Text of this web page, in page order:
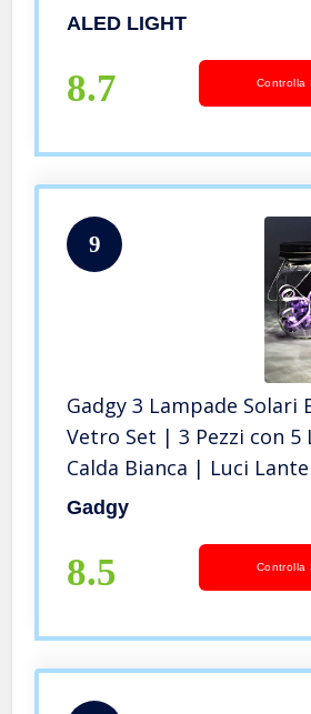
Decorativo LED Luce
Stanza Letto Mood Light
ALED LIGHT
8.7 Controlla
9
Gadgy 3 Lampade Solari Barattolo di
Vetro Set | 3 Pezzi con 5
Calda Bianca | Luci
Illuminazione | Esterno
Gadgy
8.5 Controlla